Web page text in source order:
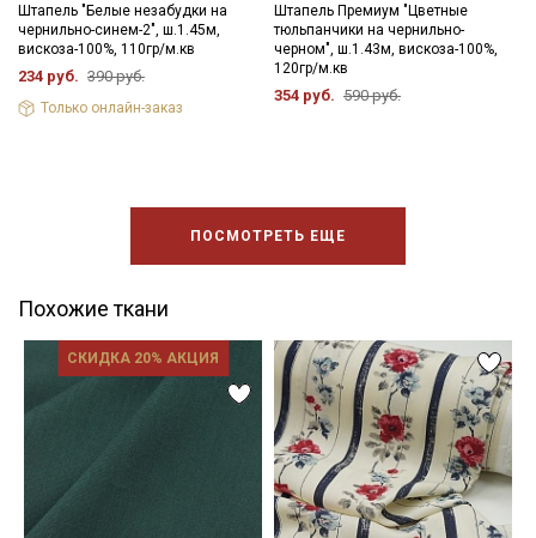
Штапель "Белые незабудки на
чернильно-синем-2", ш.1.45м,
вискоза-100%, 110гр/м.кв
234 руб. 390 руб.
Только онлайн-заказ
Штапель Премиум "Цветные
тюльпанчики на чернильно-
черном", ш.1.43м, вискоза-100%,
120гр/м.кв
354 руб. 590 руб.
ПОСМОТРЕТЬ ЕЩЕ
Похожие ткани
СКИДКА 20% АКЦИЯ